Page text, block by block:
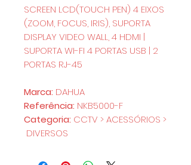
SCREEN LCD(TOUCH PEN) 4 EIXOS
(ZOOM, FOCUS, IRIS), SUPORTA
DISPLAY VIDEO WALL, 4 HDMI |
SUPORTA WI-FI 4 PORTAS USB | 2
PORTAS RJ-45
Marca: DAHUA
Referência: NKB5000-F
Categoria: CCTV > ACESSÓRIOS >
DIVERSOS